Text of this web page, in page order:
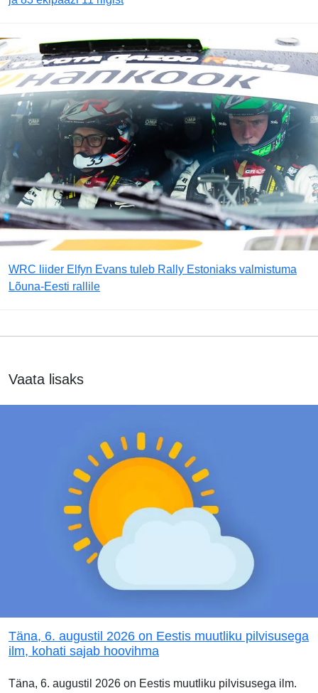
WRC liider Elfyn Evans tuleb Rally Estoniaks valmistuma
Lõuna-Eesti rallile
Vaata lisaks
Täna, 6. augustil 2026 on Eestis muutliku pilvisusega
ilm, kohati sajab hoovihma
Täna, 6. augustil 2026 on Eestis muutliku pilvisusega ilm.